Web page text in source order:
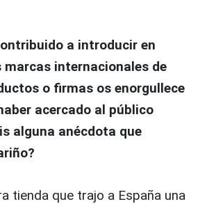
a introducir en
marcas internacionales de
o firmas os enorgullece
acercado al público
alguna anécdota que
tienda que trajo a España una